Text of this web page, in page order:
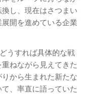
し、現在はさつまい
開を進めている企業
うすれば具体的な戦
ねながら見えてきた
から生まれた新たな
、率直に語っていた